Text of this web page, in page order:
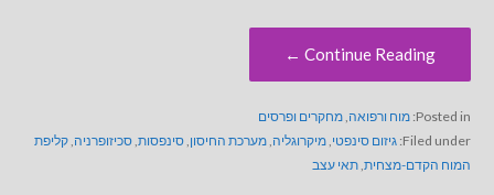
Continue Reading ←
Posted in: מוח ורפואה,מחקרים ופרסים
Filed under: גיזום סינפטי,מיקרוגליה,מערכת החיסון,סינפסות,סכיזופרניה,קליפת
המוח הקדם-מצחית,תאי עצב